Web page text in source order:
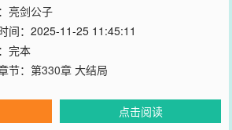
亮剑公子
间：2025-11-25 11:45:11
完本
节： 第330章 大结局
点击阅读